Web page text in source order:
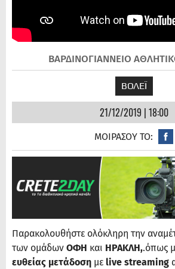
ΒΑΡΔΙΝΟΓΙΑΝΝΕΙΟ
ΒΟΛΕΪ
21/12/2019 | 18:00
ΜΟΙΡΑΣΟΥ ΤΟ:
Παρακολουθήστε ολόκληρη την
των ομάδων ΟΦΗ και ΗΡΑΚΛΗ,.όπως
ευθείας μετάδοση με live streaming